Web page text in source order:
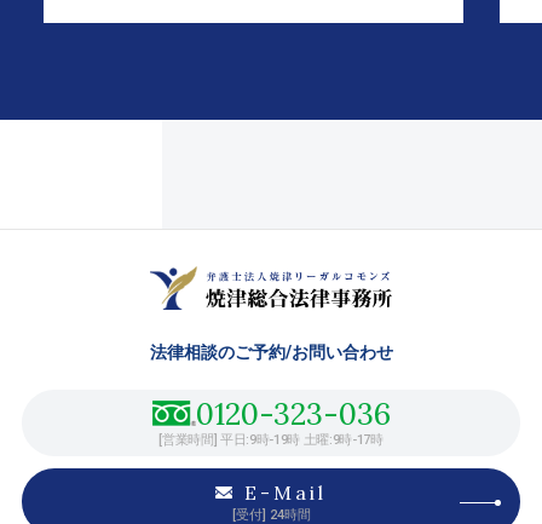
法律相談のご予約/お問い合わせ
0120-323-036
[営業時間] 平日:9時-19時 土曜:9時-17時
E-Mail
[受付] 24時間